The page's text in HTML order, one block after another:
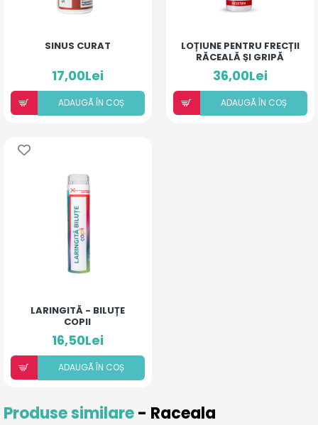
SINUS CURAT
17,00Lei
ADAUGÃ ÎN COȘ
LOȚIUNE PENTRU FRECȚII
RĂCEALĂ ȘI GRIPĂ
36,00Lei
ADAUGÃ ÎN COȘ
LARINGITĂ - BILUȚE
COPII
16,50Lei
ADAUGÃ ÎN COȘ
Produse similare- Raceala